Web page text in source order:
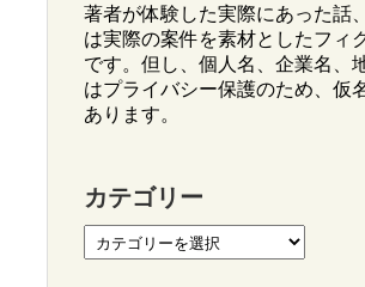
著者が体験した実際にあった話
は実際の案件を素材としたフィ
です。但し、個人名、企業名、
はプライバシー保護のため、仮
あります。
カテゴリー